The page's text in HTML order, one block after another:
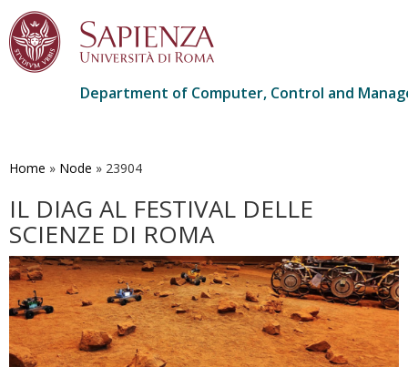
main
Department of Computer, Control and
Home » Node » 23904
IL DIAG AL FESTIVAL DELLE
SCIENZE DI ROMA